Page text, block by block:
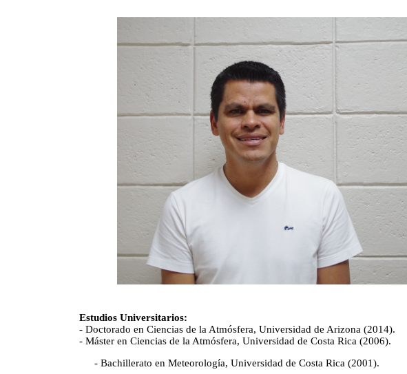
Estudios Universitarios:
- Doctorado en Ciencias de la Atmósfera, Universidad de Arizona (2014).
- Máster en Ciencias de la Atmósfera, Universidad de Costa Rica (2006).
- Bachillerato en Meteorología, Universidad de Costa Rica (2001).